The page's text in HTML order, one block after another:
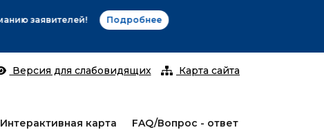
Версия для слабовидящих Карта сайта
Интерактивная карта FAQ/Вопрос - ответ